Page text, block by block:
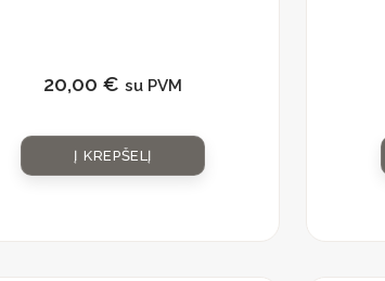
20,00 € su PVM
Į KREPŠELĮ